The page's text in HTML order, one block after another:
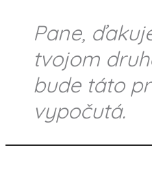
Pane,
tvojom
bude táto
vypočutá.